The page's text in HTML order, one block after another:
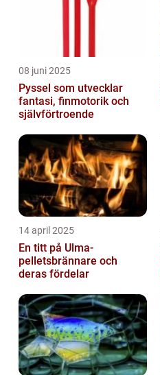
08 juni 2025
Pyssel som utvecklar
fantasi, finmotorik och
självförtroende
14 april 2025
En titt på Ulma-
pelletsbrännare och
deras fördelar